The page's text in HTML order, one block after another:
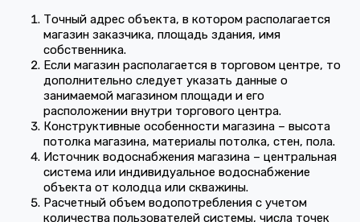
Точный адрес объекта, в котором располагается
магазин заказчика, площадь здания, имя
собственника.
Если магазин располагается в торговом центре, то
дополнительно следует указать данные о
занимаемой магазином площади и его
расположении внутри торгового центра.
Конструктивные особенности магазина – высота
потолка магазина, материалы потолка, стен, пола.
Источник водоснабжения магазина – центральная
система или индивидуальное водоснабжение
объекта от колодца или скважины.
Расчетный объем водопотребления с учетом
количества пользователей системы, числа точек